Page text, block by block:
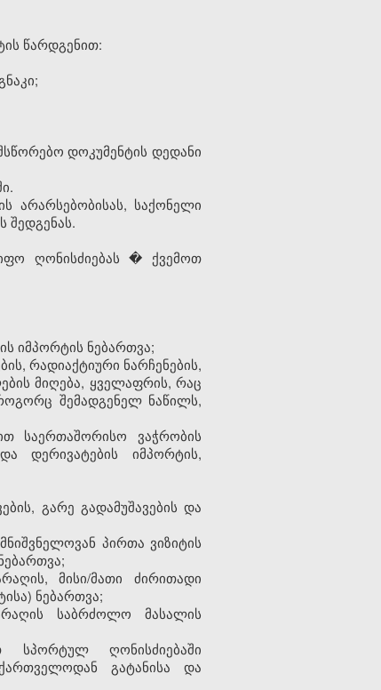
წარდგენით:
დოკუმენტის დედანი
არარსებობისას, საქონელი
შედგენას.
ღონისძიებას � ქვემოთ
იმპორტის ნებართვა;
რადიაქტიური ნარჩენების,
მიღება, ყველაფრის, რაც
შემადგენელ ნაწილს,
საერთაშორისო ვაჭრობის
დერივატების იმპორტის,
გარე გადამუშავების და
პირთა ვიზიტის
მისი/მათი ძირითადი
ნებართვა;
საბრძოლო მასალის
სპორტულ ღონისძიებაში
გატანისა და